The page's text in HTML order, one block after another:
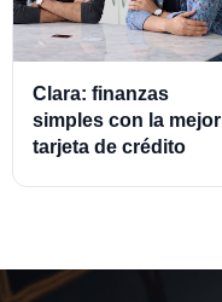
Clara: finanzas
simples con la mejor
tarjeta de crédito